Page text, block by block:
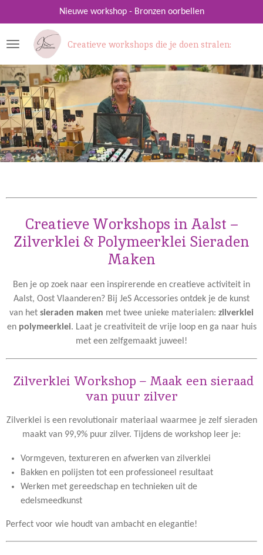
direct
naar
hoofdinhoud
Creatieve workshops die je doen stralen:
Nieuwe workshop - Bronzen oorbellen
Creatieve Workshops in Aalst –
Zilverklei & Polymeerklei Sieraden
Maken
Ben je op zoek naar een inspirerende en creatieve activiteit in
Aalst, Oost Vlaanderen? Bij JeS Accessories ontdek je de kunst
van het sieraden maken met twee unieke materialen: zilverklei
en polymeerklei. Laat je creativiteit de vrije loop en ga naar huis
met een zelfgemaakt juweel!
Zilverklei Workshop – Maak een sieraad
van puur zilver
Zilverklei is een revolutionair materiaal waarmee je zelf sieraden
maakt van 99,9% puur zilver. Tijdens de workshop leer je:
Vormgeven, textureren en afwerken van zilverklei
Bakken en polijsten tot een professioneel resultaat
Werken met gereedschap en technieken uit de
edelsmeedkunst
Perfect voor wie houdt van ambacht en elegantie!